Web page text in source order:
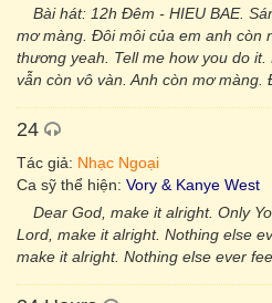
Bài hát: 12h Đêm - HIEU BAE.
mơ màng. Đôi môi của em anh còn
thương yeah. Tell me how you do
vẫn còn vô vàn. Anh còn mơ màng.
24
Tác giả: Nhạc Ngoại
Ca sỹ thể hiện: Vory & Kanye West
Dear God, make it alright. Only
Lord, make it alright. Nothing else
make it alright. Nothing else ever